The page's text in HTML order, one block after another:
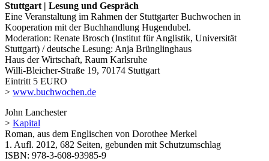
Stuttgart | Lesung und Gespräch
Eine Veranstaltung im Rahmen der Stuttgarter Buchwochen in
Kooperation mit der Buchhandlung Hugendubel.
Moderation: Renate Brosch (Institut für Anglistik, Universität
Stuttgart) / deutsche Lesung: Anja Brünglinghaus
Haus der Wirtschaft, Raum Karlsruhe
Willi-Bleicher-Straße 19, 70174 Stuttgart
Eintritt 5 EURO
> www.buchwochen.de
John Lanchester
> Kapital
Roman, aus dem Englischen von Dorothee Merkel
1. Aufl. 2012, 682 Seiten, gebunden mit Schutzumschlag
ISBN: 978-3-608-93985-9